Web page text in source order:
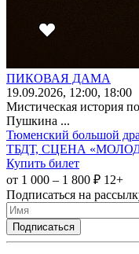
ПИКОВАЯ ДАМА
19.09.2026, 12:00, 18:00
Мистическая история
Пушкина ...
Тюменский большой
ТБДТ, СЦЕНА
Купить билет
от 1 000 – 1 800 ₽ 12+
Подписаться на